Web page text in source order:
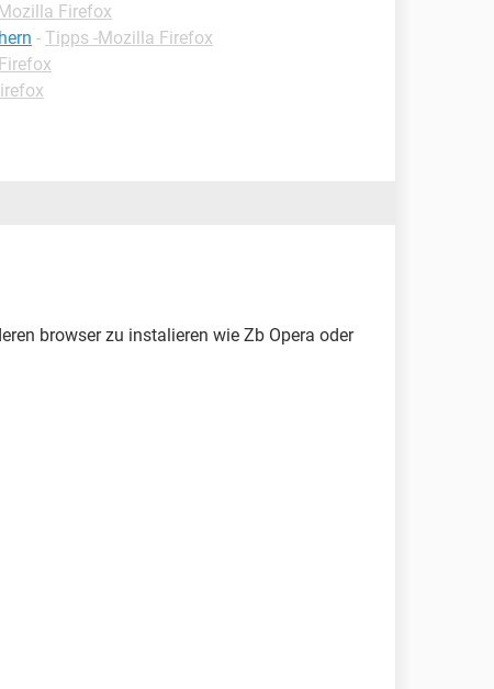
Firefox
- Tipps -Mozilla Firefox
browser zu instalieren wie Zb Opera oder